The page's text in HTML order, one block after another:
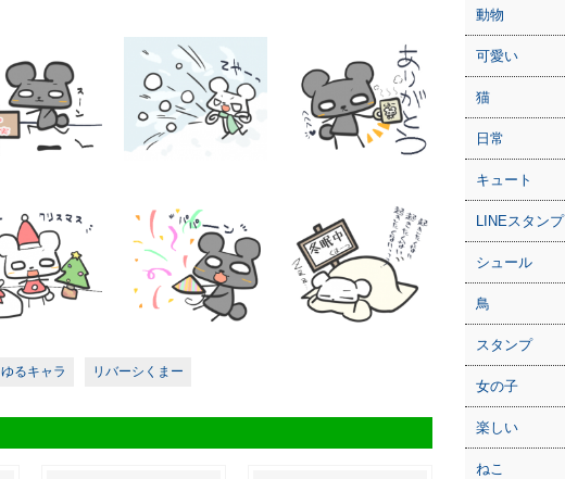
ゆるキャラ リバーシくまー
動物
可愛い
猫
日常
キュート
LINEスタンプ
シュール
鳥
スタンプ
女の子
楽しい
ねこ